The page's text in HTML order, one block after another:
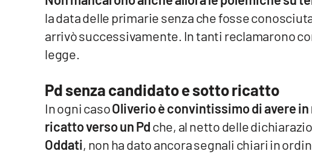
Destinazionila data delle primarie senza che fosse
arrivò successivamente. In tanti reclamarono
legge.
Pd senza candidato e sotto ricatto
In ogni casoOliverio è convintissimo di avere
ricatto verso un Pdche, al netto delle
Oddati, non ha dato ancora segnali chiari in